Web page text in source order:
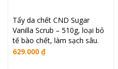
Tẩy da chết CND Sugar
Vanilla Scrub – 510g, loại bỏ
tế bào chết, làm sạch sâu.
629.000 ₫